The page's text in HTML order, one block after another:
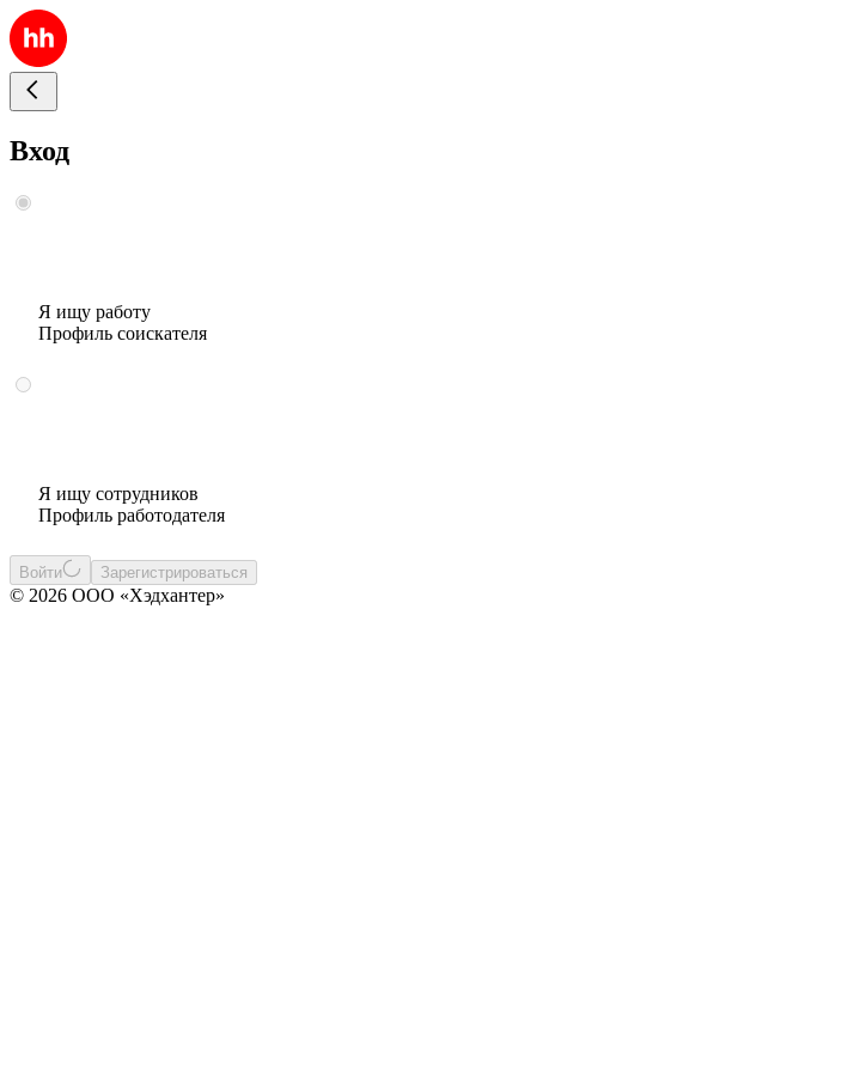
Вход
Я ищу работу
Профиль соискателя
Я ищу сотрудников
Профиль работодателя
Войти Зарегистрироваться
© 2026 ООО «Хэдхантер»